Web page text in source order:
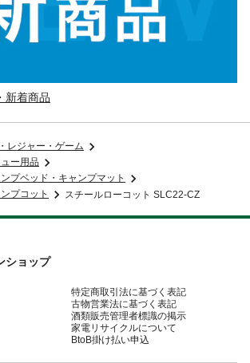
新着商品
レジャー・ゲーム
ー用品
プベッド・キャンプマット
プコット
スチールローコット SLC22-CZ
ショップ
特定商取引法に基づく表記
古物営業法に基づく表記
酒類販売管理者標識の掲示
家電リサイクルについて
BtoB掛け払い申込